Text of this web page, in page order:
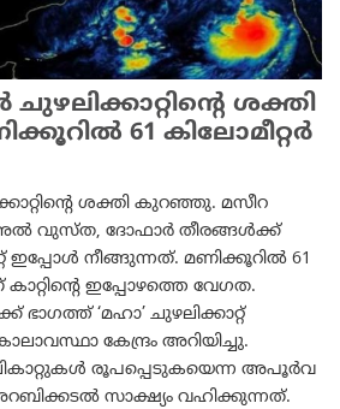
ചുഴലിക്കാറ്റിന്റെ ശക്തി
61 കിലോമീറ്റര്‍
ശക്തി കുറഞ്ഞു. മസീറ
അല്‍ വുസ്ത, ദോഫാര്‍ തീരങ്ങള്‍ക്ക്
ഇപ്പോള്‍ നീങ്ങുന്നത്. മണിക്കൂറില്‍ 61
ഇപ്പോഴത്തെ വേഗത.
ഭാഗത്ത് ‘മഹാ’ ചുഴലിക്കാറ്റ്
കേന്ദ്രം അറിയിച്ചു.
രൂപപ്പെടുകയെന്ന അപൂര്‍വ
സാക്ഷ്യം വഹിക്കുന്നത്.